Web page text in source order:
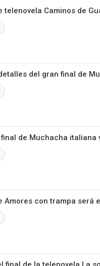
telenovela Caminos de
del gran final de
de Muchacha italiana
Amores con trampa será